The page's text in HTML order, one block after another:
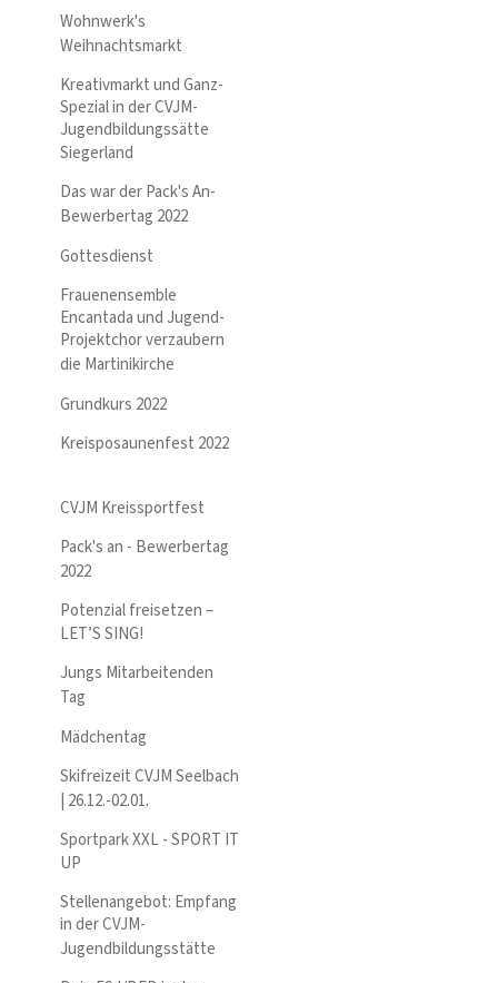
Wohnwerk's
Weihnachtsmarkt
Kreativmarkt und Ganz-
Spezial in der CVJM-
Jugendbildungssätte
Siegerland
Das war der Pack's An-
Bewerbertag 2022
Gottesdienst
Frauenensemble
Encantada und Jugend-
Projektchor verzaubern
die Martinikirche
Grundkurs 2022
Kreisposaunenfest 2022
CVJM Kreissportfest
Pack's an - Bewerbertag
2022
Potenzial freisetzen –
LET’S SING!
Jungs Mitarbeitenden
Tag
Mädchentag
Skifreizeit CVJM Seelbach
| 26.12.-02.01.
Sportpark XXL - SPORT IT
UP
Stellenangebot: Empfang
in der CVJM-
Jugendbildungsstätte